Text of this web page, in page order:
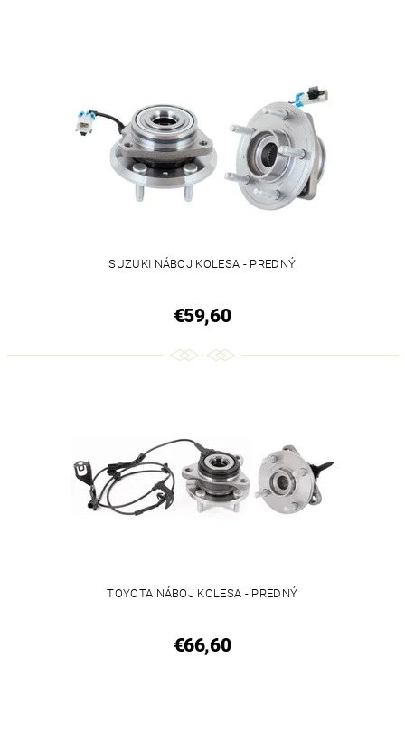
SUZUKI NÁBOJ KOLESA - PREDNÝ
€59,60
TOYOTA NÁBOJ KOLESA - PREDNÝ
€66,60